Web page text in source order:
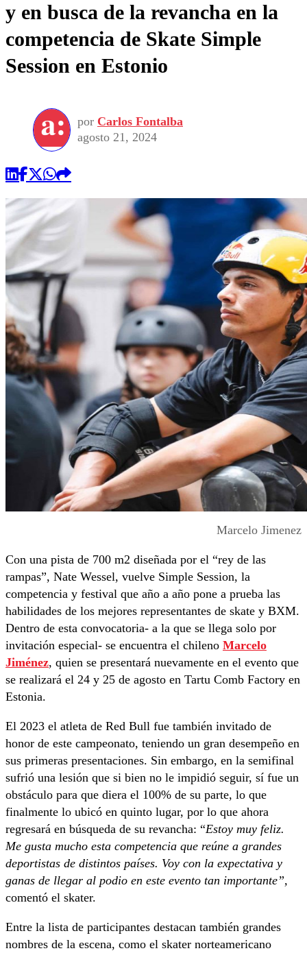
y en busca de la revancha en la
competencia de Skate Simple
Session en Estonio
por Carlos Fontalba
agosto 21, 2024
Marcelo Jimenez
Con una pista de 700 m2 diseñada por el “rey de las
rampas”, Nate Wessel, vuelve Simple Session, la
competencia y festival que año a año pone a prueba las
habilidades de los mejores representantes de skate y BXM.
Dentro de esta convocatoria- a la que se llega solo por
invitación especial- se encuentra el chileno Marcelo
Jiménez, quien se presentará nuevamente en el evento que
se realizará el 24 y 25 de agosto en Tartu Comb Factory en
Estonia.
El 2023 el atleta de Red Bull fue también invitado de
honor de este campeonato, teniendo un gran desempeño en
sus primeras presentaciones. Sin embargo, en la semifinal
sufrió una lesión que si bien no le impidió seguir, sí fue un
obstáculo para que diera el 100% de su parte, lo que
finalmente lo ubicó en quinto lugar, por lo que ahora
regresará en búsqueda de su revancha: “Estoy muy feliz.
Me gusta mucho esta competencia que reúne a grandes
deportistas de distintos países. Voy con la expectativa y
ganas de llegar al podio en este evento tan importante”,
comentó el skater.
Entre la lista de participantes destacan también grandes
nombres de la escena, como el skater norteamericano